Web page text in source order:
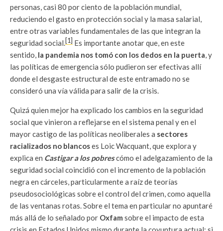
personas, casi 80 por ciento de la población mundial,
reduciendo el gasto en protección social y la masa salarial,
entre otras variables fundamentales de las que integran la
seguridad social. [1]
Es importante anotar que, en este
sentido, la pandemia nos tomó con los dedos en la puerta, y
las políticas de emergencia sólo pudieron ser efectivas allí
donde el desgaste estructural de este entramado no se
consideró una vía válida para salir de la crisis.
Quizá quien mejor ha explicado los cambios en la seguridad
social que vinieron a reflejarse en el sistema penal y en el
mayor castigo de las políticas neoliberales a sectores
racializados no blancoses Loic Wacquant, que explora y
explica en Castigar a los pobrescómo el adelgazamiento de la
seguridad social coincidió con el incremento de la población
negra en cárceles, particularmente a raíz de teorías
pseudosociológicas sobre el control del crimen, como aquella
de las ventanas rotas. Sobre el tema en particular no apuntaré
más allá de lo señalado por Oxfam sobre el impacto de esta